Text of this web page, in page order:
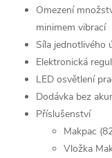
Omezení
minimem vibrací
Síla jednotlivého
Elektronická
LED osvětlení
Dodávka bez
Příslušenství
Makpac
Vložka